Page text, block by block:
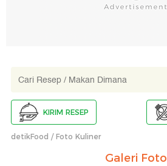
KIRIM RESEP
detikFood Foto Kuliner
Galeri Foto